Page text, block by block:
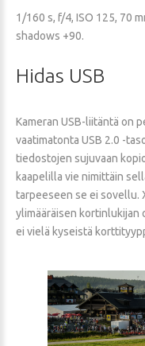
1/160 s, f/4, ISO 125, 70
shadows +90.
Hidas USB
Kameran USB-liitäntä on
vaatimatonta USB 2.0 -
tiedostojen sujuvaan
kaapelilla vie nimittäin
tarpeeseen se ei sovellu.
ylimääräisen kortinlukijan
ei vielä kyseistä